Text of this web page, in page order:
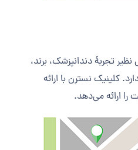
نظیر تجربۀ دندانپزشک، برند،
کلینیک نسترن با ارائه
را ارائه می‌دهد.